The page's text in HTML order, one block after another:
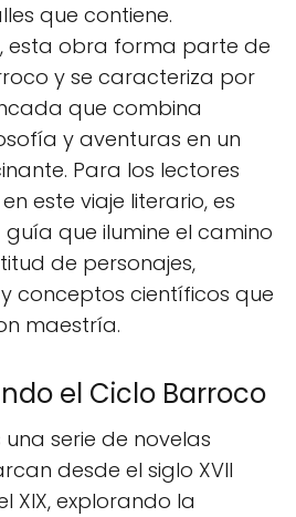
que contiene.
esta obra forma parte de
y se caracteriza por
que combina
y aventuras en un
Para los lectores
este viaje literario, es
que ilumine el camino
de personajes,
conceptos científicos que
maestría.
el Ciclo Barroco
una serie de novelas
desde el siglo XVII
XIX, explorando la